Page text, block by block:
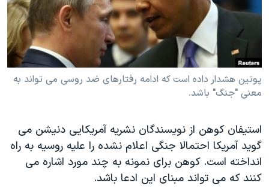
فرهنگ و زندگی
حقوق شهروندی
اقتصادی
علم و فناوری
اسرائیل در جنگ
آرشیو پخش زنده
مستندها
انتخابات ریاست جمهوری آمریکا ۲۰۲۴
حمله جمهوری اسلامی به اسرائیل
رمز مهسا
ورزش زنان در ایران
مجموعه مستندهای دادخواهی
تریبونال مردمی آبان ۹۸
دادگاه حمید نوری
دنبال کنید
زبانهای مختلف
پوتین هشدار داده است که ادامه رفتارهای ضد روسی می تواند به
معنی "جنگ" باشد.
استیفان کوهن از نویسندگان نشریه آمریکایی دنیشن می
گوید آمریکا احتمالا جنگی اعلام نشده را علیه روسیه به راه
انداخته است. کوهن برای نمونه به چند مورد اشاره می
کنند که می تواند مبنای این ادعا باشد.